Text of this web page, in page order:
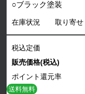
○ブラック塗装
在庫状況 取り寄せ
税込定価
販売価格(税込)
ポイント還元率
送料無料